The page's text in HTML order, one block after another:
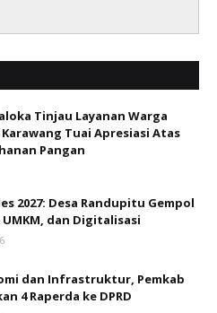
Tinjau Layanan Warga
Tuai Apresiasi Atas
Pangan
2027: Desa Randupitu Gempol
dan Digitalisasi
dan Infrastruktur, Pemkab
4 Raperda ke DPRD